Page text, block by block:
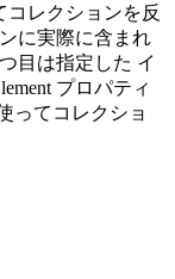
コレクションを反
に実際に含まれ
目は指定した イ
プロパティ
ってコレクショ